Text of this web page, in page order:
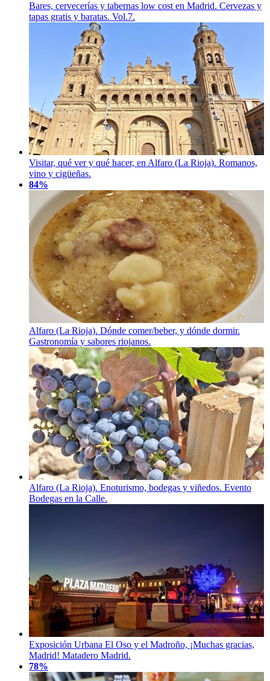
Bares, cervecerías y tabernas low cost en Madrid. Cervezas y
tapas gratis y baratas. Vol.7.
Visitar, qué ver y qué hacer, en Alfaro (La Rioja). Romanos,
vino y cigüeñas.
84%
Alfaro (La Rioja). Dónde comer/beber, y dónde dormir.
Gastronomía y sabores riojanos.
Alfaro (La Rioja). Enoturismo, bodegas y viñedos. Evento
Bodegas en la Calle.
Exposición Urbana El Oso y el Madroño, ¡Muchas gracias,
Madrid! Matadero Madrid.
78%